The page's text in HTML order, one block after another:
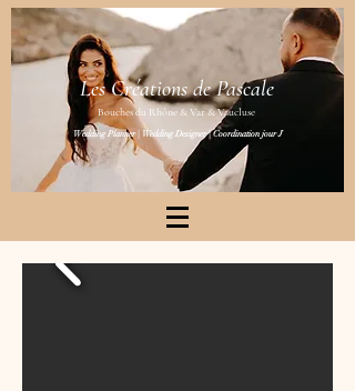
Les Créations de Pascale
Bouches du Rhône & Var & Vaucluse
Wedding Planner | Wedding Designer | Coordination jour J